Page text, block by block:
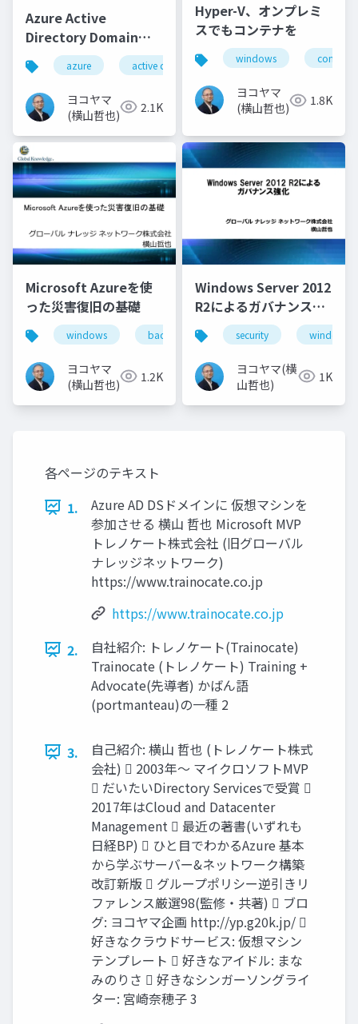
Azure Active
Directory Domain
Services(Azure ADDS)
キホンのキ
azure active directory
ヨコヤマ
(横山哲也)
2.1K
Hyper-V、オンプレミ
スでもコンテナを
windows container
ヨコヤマ
(横山哲也)
1.8K
Microsoft Azureを使
った災害復旧の基礎
windows backup cloud azure
ヨコヤマ
(横山哲也)
1.2K
Windows Server 2012
R2によるガバナンス強
化
security windows
ヨコヤマ(横
山哲也)
1K
各ページのテキスト
1.
Azure AD DSドメインに 仮想マシンを
参加させる 横山 哲也 Microsoft MVP
トレノケート株式会社 (旧グローバル
ナレッジネットワーク)
https://www.trainocate.co.jp
https://www.trainocate.co.jp
2.
自社紹介: トレノケート(Trainocate)
Trainocate (トレノケート) Training +
Advocate(先導者) かばん語
(portmanteau)の一種 2
3.
自己紹介: 横山 哲也 (トレノケート株式
会社)  2003年～ マイクロソフトMVP
 だいたいDirectory Servicesで受賞 
2017年はCloud and Datacenter
Management  最近の著書(いずれも
日経BP)  ひと目でわかるAzure 基本
から学ぶサーバー&ネットワーク構築
改訂新版  グループポリシー逆引きリ
ファレンス厳選98(監修・共著)  ブロ
グ: ヨコヤマ企画 http://yp.g20k.jp/ 
好きなクラウドサービス: 仮想マシン
テンプレート  好きなアイドル: まな
みのりさ  好きなシンガーソングライ
ター: 宮崎奈穂子 3